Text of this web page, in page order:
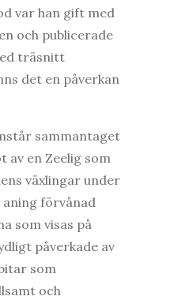
var han gift med
och publicerade
träsnitt
det en påverkan
sammantaget
av en Zeelig som
växlingar under
förvånad
som visas på
påverkade av
som
och